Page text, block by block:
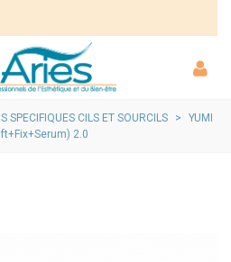
SPECIFIQUES CILS ET SOURCILS >
YUMI
2.0